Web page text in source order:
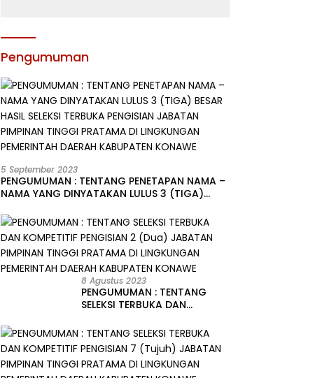
Pengumuman
5 September 2023
PENGUMUMAN : TENTANG PENETAPAN NAMA –
NAMA YANG DINYATAKAN LULUS 3 (TIGA)
JABATAN PIMPINAN TINGGI PRATAMA DI
LINGKUNGAN PEMERINTAH DAERAH
KABUPATEN KONAWE
8 Agustus 2023
PENGUMUMAN : TENTANG
SELEKSI TERBUKA DAN
(Dua) JABATAN PIMPINAN
TINGGI PRATAMA DI
LINGKUNGAN PEMERINTAH
DAERAH KABUPATEN KONAWE